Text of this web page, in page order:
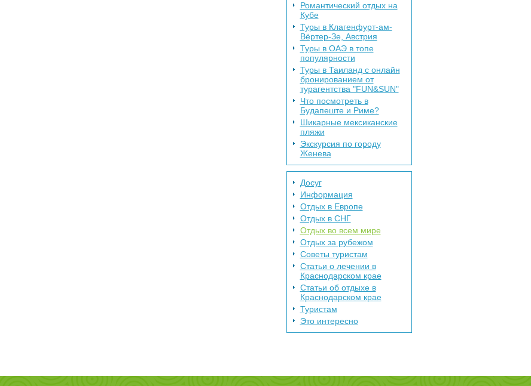
Романтический отдых на
Кубе
Туры в Клагенфурт-ам-
Вёртер-Зе, Австрия
Туры в ОАЭ в топе
популярности
Туры в Таиланд с онлайн
бронированием от
турагентства "FUN&SUN"
Что посмотреть в
Будапеште и Риме?
Шикарные мексиканские
пляжи
Экскурсия по городу
Женева
Досуг
Информация
Отдых в Европе
Отдых в СНГ
Отдых во всем мире
Отдых за рубежом
Советы туристам
Статьи о лечении в
Краснодарском крае
Статьи об отдыхе в
Краснодарском крае
Туристам
Это интересно